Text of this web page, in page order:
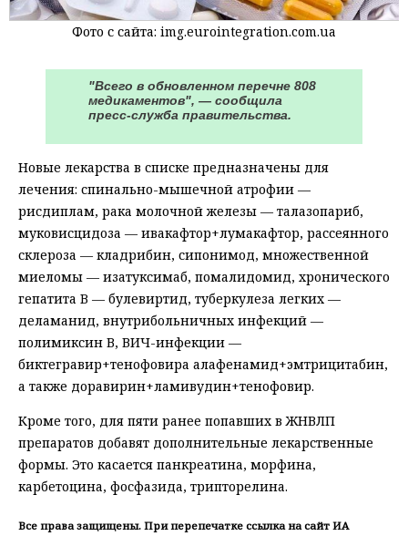
Фото с сайта: img.eurointegration.com.ua
"Всего в обновленном перечне 808
медикаментов", — сообщила
пресс-служба правительства.
Новые лекарства в списке предназначены для
лечения: спинально-мышечной атрофии —
рисдиплам, рака молочной железы — талазопариб,
муковисцидоза — ивакафтор+лумакафтор, рассеянного
склероза — кладрибин, сипонимод, множественной
миеломы — изатуксимаб, помалидомид, хронического
гепатита B — булевиртид, туберкулеза легких —
деламанид, внутрибольничных инфекций —
полимиксин В, ВИЧ-инфекции —
биктегравир+тенофовира алафенамид+эмтрицитабин,
а также доравирин+ламивудин+тенофовир.
Кроме того, для пяти ранее попавших в ЖНВЛП
препаратов добавят дополнительные лекарственные
формы. Это касается панкреатина, морфина,
карбетоцина, фосфазида, трипторелина.
Все права защищены. При перепечатке ссылка на сайт ИА